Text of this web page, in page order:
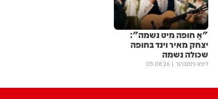
"אַ חופה מיט נשמה":
יצחק מאיר וינד בחופה
שכולה נשמה
ליפא גינסברגר 05.08.26